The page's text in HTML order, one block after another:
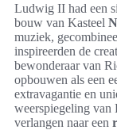
Ludwig II had een
bouw van Kasteel
muziek,
inspireerden de
bewonderaar van
opbouwen als een
extravagantie en
weerspiegeling van
verlangen naar een